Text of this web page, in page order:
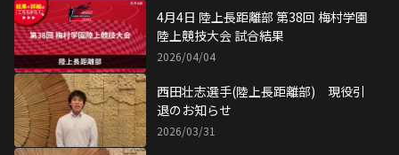
4月4日 陸上長距離部 第38回 梅村学園
陸上競技大会 試合結果
2026/04/04
西田壮志選手(陸上長距離部) 現役引
退のお知らせ
2026/03/31